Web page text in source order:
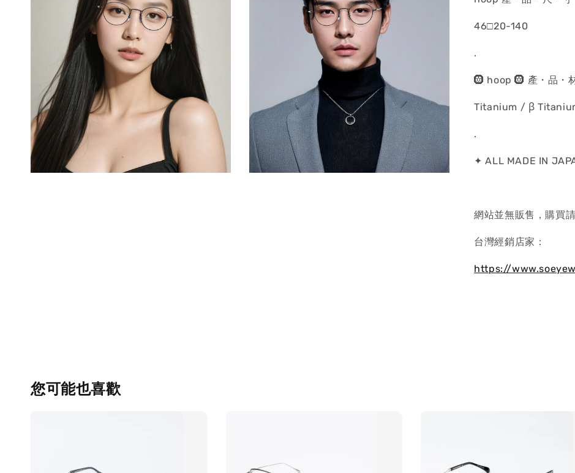
46□20-140
.
🛞 hoop 🛞 產・品・
Titanium / ꞵ
.
✦ ALL MADE IN
網站並無販售，購買
台灣經銷店家：
https://
您可能也喜歡